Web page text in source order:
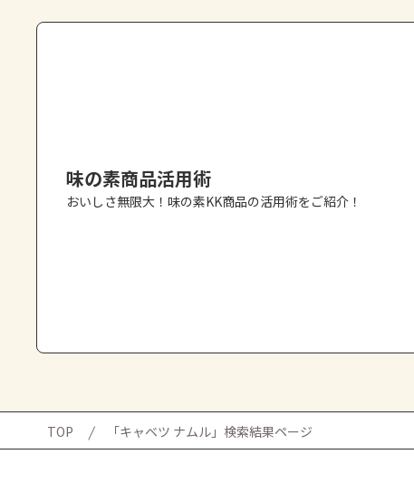
味の素商品活用術
おいしさ無限大！味の素KK商品の活用術をご紹介！
TOP 「キャベツ ナムル」検索結果ページ